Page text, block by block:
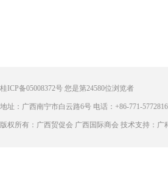
桂ICP备05008372号 您是第24580位浏览者
地址：广西南宁市白云路6号 电话：+86-771-
版权所有：广西贸促会 广西国际商会 技术支持：广